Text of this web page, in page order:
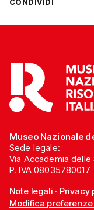
Museo Nazionale
Sede legale:
Via Accademia delle
P. IVA 08035780017
Note legali· Privacy
Modifica